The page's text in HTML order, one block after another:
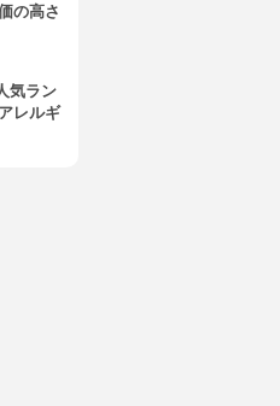
の高さ
気ラン
レルギ